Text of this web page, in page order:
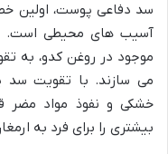
سد دفاعی پوست، اولین خط
آسیب های محیطی است.
موجود در روغن کدو، به
می سازند. با تقویت سد
خشکی و نفوذ مواد مضر
بیشتری را برای فرد به